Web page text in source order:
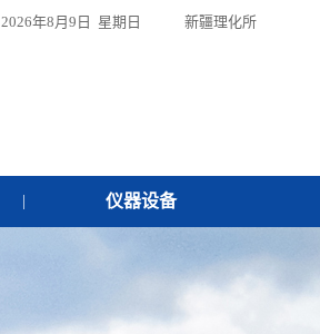
2026年8月9日 星期日 新疆理化所
仪器设备